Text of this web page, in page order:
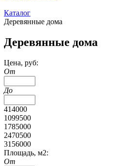
Каталог
Деревянные дома
Деревянные дома
Цена, руб:
От
До
414000
1099500
1785000
2470500
3156000
Площадь, м2:
От